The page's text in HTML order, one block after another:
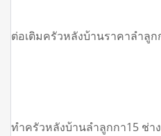
ต่อเติมครัวหลังบ้านราคาลำลูก
ทําครัวหลังบ้านลำลูกกา